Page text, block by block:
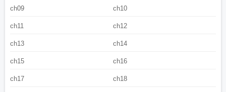
ch09 ch10
ch11 ch12
ch13 ch14
ch15 ch16
ch17 ch18